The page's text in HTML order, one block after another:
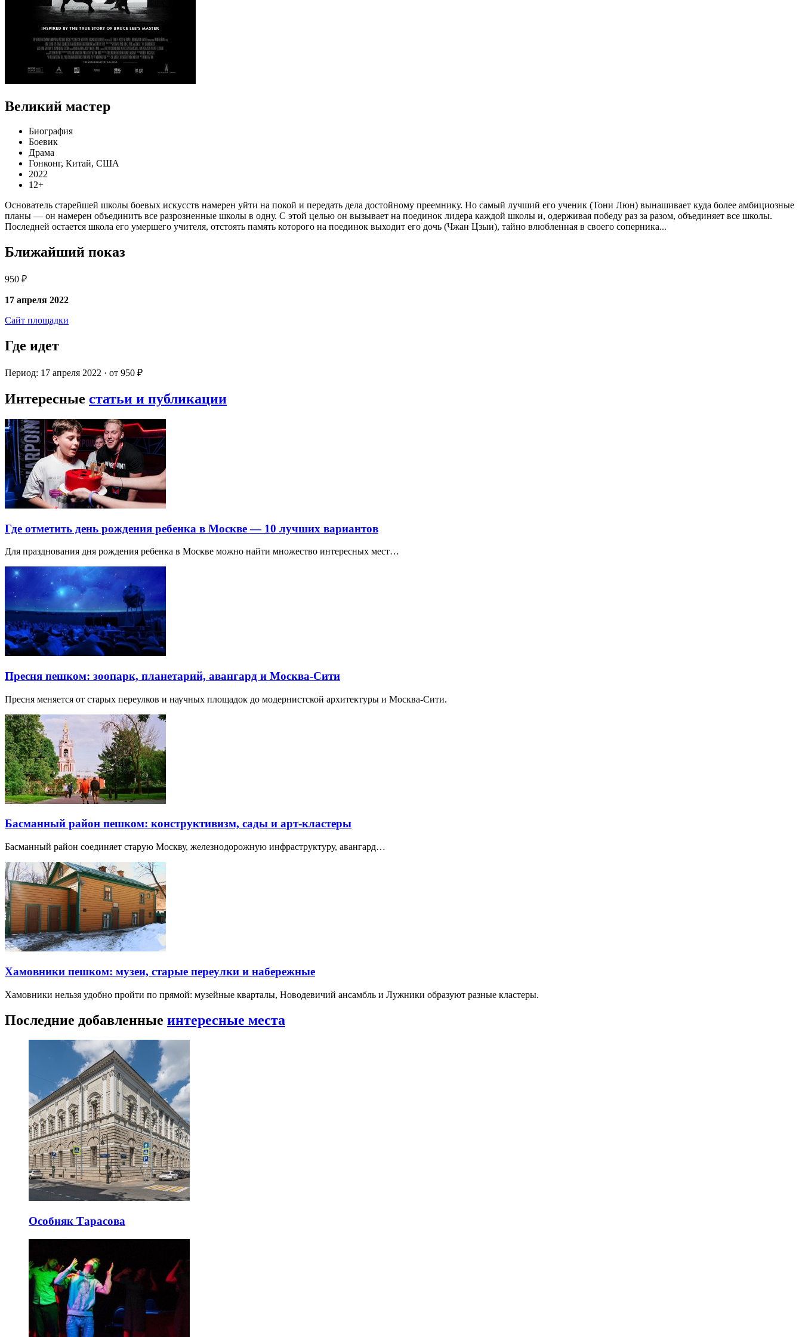
Великий мастер
Биография
Боевик
Драма
Гонконг, Китай, США
2022
12+
Основатель старейшей школы боевых искусств намерен уйти на покой и передать дела достойному преемнику. Но самый лучший его ученик (Тони Люн) вынашивает куда более амбициозные
планы — он намерен объединить все разрозненные школы в одну. С этой целью он вызывает на поединок лидера каждой школы и, одерживая победу раз за разом, объединяет все школы.
Последней остается школа его умершего учителя, отстоять память которого на поединок выходит его дочь (Чжан Цзыи), тайно влюбленная в своего соперника...
Ближайший показ
950 ₽
17 апреля 2022
Сайт площадки
Где идет
Период: 17 апреля 2022 · от 950 ₽
Интересные статьи и публикации
Где отметить день рождения ребенка в Москве — 10 лучших вариантов
Для празднования дня рождения ребенка в Москве можно найти множество интересных мест…
Пресня пешком: зоопарк, планетарий, авангард и Москва-Сити
Пресня меняется от старых переулков и научных площадок до модернистской архитектуры и Москва-Сити.
Басманный район пешком: конструктивизм, сады и арт-кластеры
Басманный район соединяет старую Москву, железнодорожную инфраструктуру, авангард…
Хамовники пешком: музеи, старые переулки и набережные
Хамовники нельзя удобно пройти по прямой: музейные кварталы, Новодевичий ансамбль и Лужники образуют разные кластеры.
Последние добавленные интересные места
Особняк Тарасова